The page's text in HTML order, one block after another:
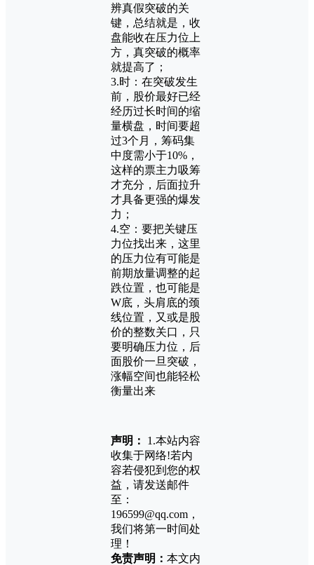
辨真假突破的关
键，总结就是，收
盘能收在压力位上
方，真突破的概率
就提高了；
3.时：在突破发生
前，股价最好已经
经历过长时间的缩
量横盘，时间要超
过3个月，筹码集
中度需小于10%，
这样的票主力吸筹
才充分，后面拉升
才具备更强的爆发
力；
4.空：要把关键压
力位找出来，这里
的压力位有可能是
前期放量调整的起
跌位置，也可能是
W底，头肩底的颈
线位置，又或是股
价的整数关口，只
要明确压力位，后
面股价一旦突破，
涨幅空间也能轻松
衡量出来
声明：
1.本站内容
收集于网络!若内
容若侵犯到您的权
益，请发送邮件
至：
196599@qq.com，
我们将第一时间处
理！
免责声明： 本文内